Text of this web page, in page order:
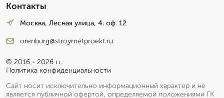
Контакты
Москва, Лесная улица, 4. оф. 12
orenburg@stroymetproekt.ru
© 2016 - 2026 гг.
Политика конфиденциальности
Сайт носит исключительно информационный характер и не
является публичной офертой, определяемой положениями ГК